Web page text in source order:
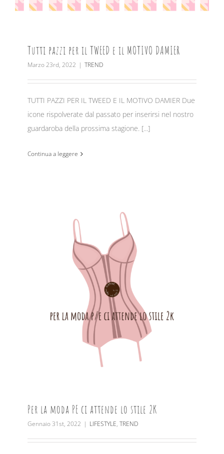
Tutti pazzi per il TWEED e il MOTIVO DAMIER
Marzo 23rd, 2022 | TREND
TUTTI PAZZI PER IL TWEED E IL MOTIVO DAMIER Due
icone rispolverate dal passato per inserirsi nel nostro
guardaroba della prossima stagione. [...]
Continua a leggere
Per la moda PE ci attende lo stile 2K
Gennaio 31st, 2022 | LIFESTYLE, TREND